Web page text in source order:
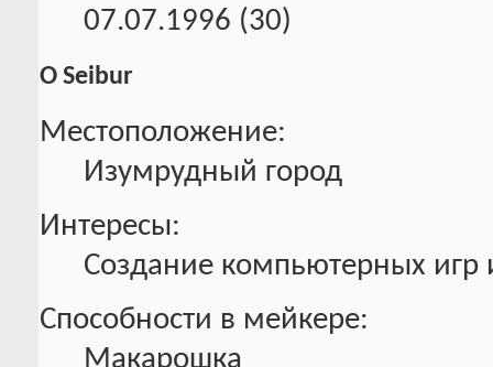
07.07.1996 (30)
О Seibur
Местоположение:
Изумрудный город
Интересы:
Создание компьютерных
Способности в мейкере:
Макарошка